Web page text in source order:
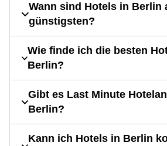
Wann sind Hotels in Berlin
günstigsten?
Wie finde ich die besten
Berlin?
Gibt es Last Minute
Berlin?
Kann ich Hotels in Berlin